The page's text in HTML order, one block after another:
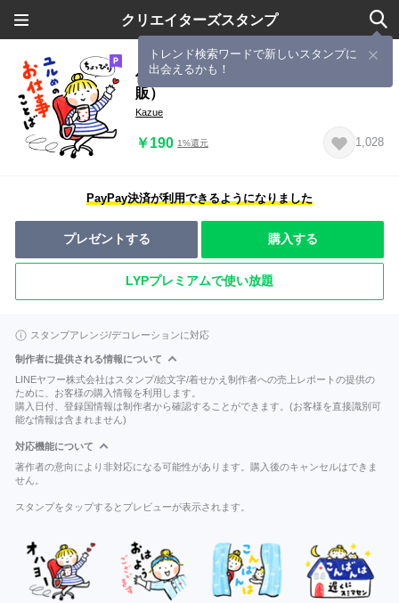
クリエイターズスタンプ
トレンド検索ワードで新しいスタンプに
出会えるかも！
仲良しともだち ちょいユルお仕事（再
販）
Kazue
￥190 1%還元 1,028
PayPay決済が利用できるようになりました
プレゼントする 購入する
LYPプレミアムで使い放題
スタンプアレンジ/デコレーションに対応
制作者に提供される情報について
LINEヤフー株式会社はスタンプ/絵文字/着せかえ制作者への売上レポートの提供の
ために、お客様の購入情報を利用します。
購入日付、登録国情報は制作者から確認することができます。(お客様を直接識別可
能な情報は含まれません)
対応機能について
著作者の意向により非対応になる可能性があります。購入後のキャンセルはできま
せん。
スタンプをタップするとプレビューが表示されます。